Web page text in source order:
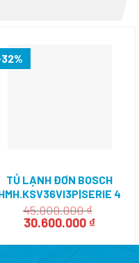
TỦ LẠNH ĐƠN BOSCH
4
45.000.000₫
Giá
là:
30.600.000 ₫Giá
tại